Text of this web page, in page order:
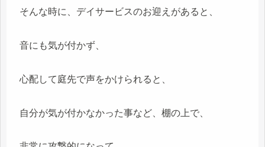
そんな時に、デイサービスのお迎えがあると、
音にも気が付かず、
心配して庭先で声をかけられると、
自分が気が付かなかった事など、棚の上で、